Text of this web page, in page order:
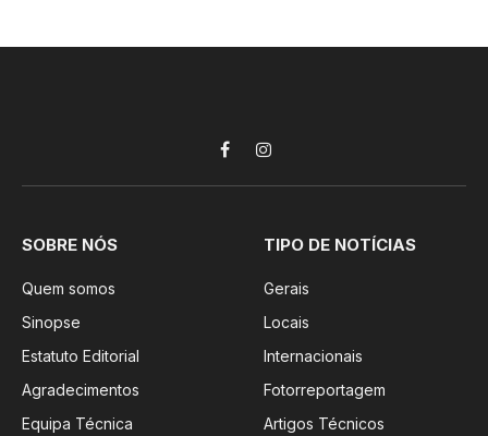
FacebookInstagram
SOBRE NÓS
Quem somos
Sinopse
Estatuto Editorial
Agradecimentos
Equipa Técnica
TIPO DE NOTÍCIAS
Gerais
Locais
Internacionais
Fotorreportagem
Artigos Técnicos